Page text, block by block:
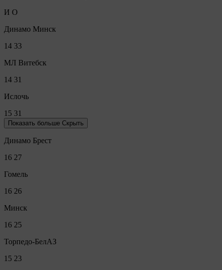
И О
Динамо Минск
14 33
МЛ Витебск
14 31
Ислочь
15 31
Показать больше Скрыть
Динамо Брест
16 27
Гомель
16 26
Минск
16 25
Торпедо-БелАЗ
15 23